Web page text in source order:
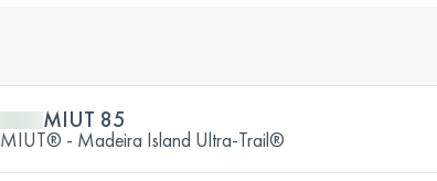
MIUT 85
MIUT® - Madeira Island Ultra-Trail®